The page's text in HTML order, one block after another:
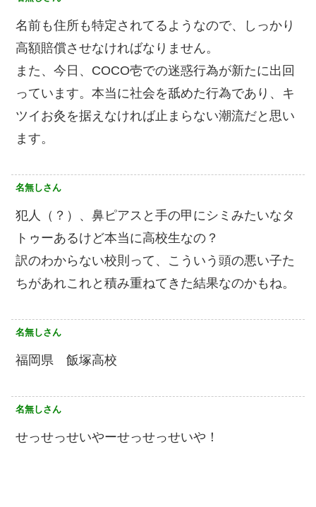
名前も住所も特定されてるようなので、しっかり
高額賠償させなければなりません。
また、今日、COCO壱での迷惑行為が新たに出回
っています。本当に社会を舐めた行為であり、キ
ツイお灸を据えなければ止まらない潮流だと思い
ます。
名無しさん
犯人（？）、鼻ピアスと手の甲にシミみたいなタ
トゥーあるけど本当に高校生なの？
訳のわからない校則って、こういう頭の悪い子た
ちがあれこれと積み重ねてきた結果なのかもね。
名無しさん
福岡県 飯塚高校
名無しさん
せっせっせいやーせっせっせいや！